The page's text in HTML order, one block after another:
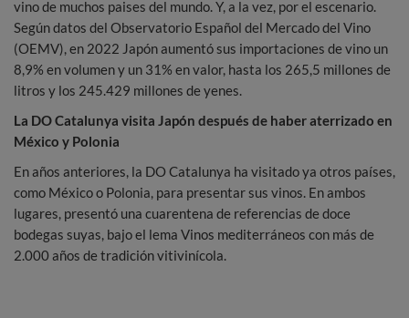
vino de muchos paises del mundo. Y, a la vez, por el escenario.
Según datos del Observatorio Español del Mercado del Vino
(OEMV), en 2022 Japón aumentó sus importaciones de vino un
8,9% en volumen y un 31% en valor, hasta los 265,5 millones de
litros y los 245.429 millones de yenes.
La DO Catalunya visita Japón después de haber aterrizado en
México y Polonia
En años anteriores, la DO Catalunya ha visitado ya otros países,
como México o Polonia, para presentar sus vinos. En ambos
lugares, presentó una cuarentena de referencias de doce
bodegas suyas, bajo el lema Vinos mediterráneos con más de
2.000 años de tradición vitivinícola.